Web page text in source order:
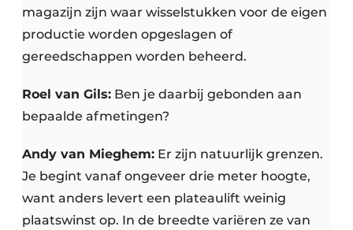
magazijn zijn waar wisselstukken voor de eigen
productie worden opgeslagen of
gereedschappen worden beheerd.
Roel van Gils: Ben je daarbij gebonden aan
bepaalde afmetingen?
Andy van Mieghem: Er zijn natuurlijk grenzen.
Je begint vanaf ongeveer drie meter hoogte,
want anders levert een plateaulift weinig
plaatswinst op. In de breedte variëren ze van